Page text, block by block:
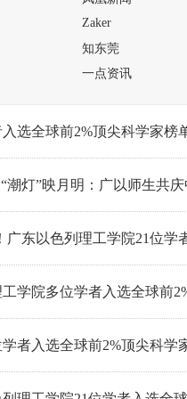
Zaker
知东莞
一点资讯
入选全球前2%顶尖科学家榜
潮灯”映月明：广以师生共
广东以色列理工学院21位学
工学院多位学者入选全球前
学者入选全球前2%顶尖科学